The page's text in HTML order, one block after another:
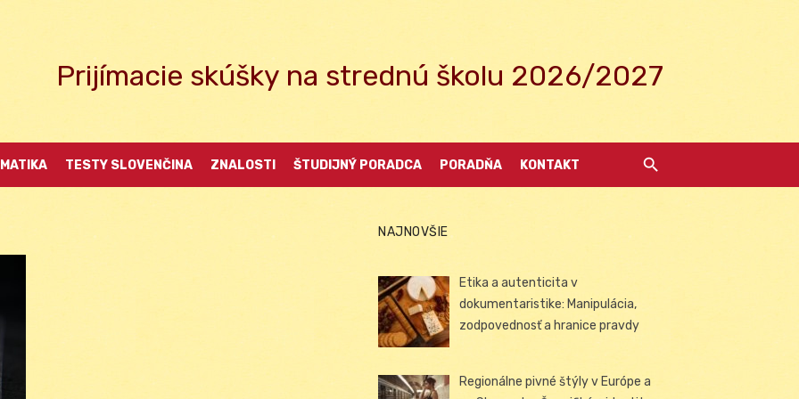
Prijímacie skúšky na strednú školu 2026/2027
TESTY SLOVENČINA ZNALOSTI ŠTUDIJNÝ PORADCA PORADŇA KONTAKT
NAJNOVŠIE
Etika a autenticita v
dokumentaristike: Manipulácia,
zodpovednosť a hranice pravdy
Regionálne pivné štýly v Európe a